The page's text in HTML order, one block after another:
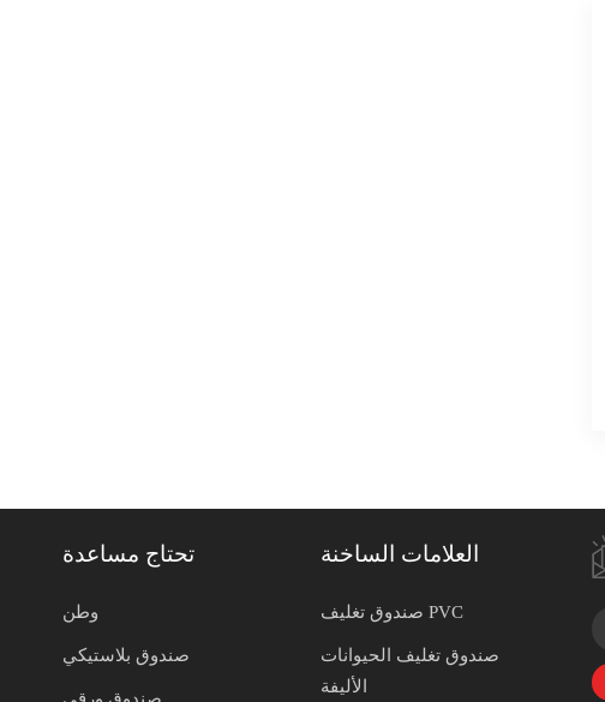
تحتاج مساعدة
وطن
صندوق بلاستيكي
العلامات الساخنة
صندوق تغليف PVC
صندوق تغليف الحيوانات
الأليفة